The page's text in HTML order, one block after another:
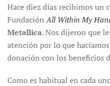
Hace diez días recibimos un
FundaciónAll Within My
Metallica. Nos dijeron que
atención por lo que
donación con los beneficios
Como es habitual en cada